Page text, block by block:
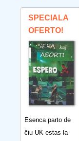
SPECIALA
OFERTO!
Esenca parto de
ĉiu UK estas la